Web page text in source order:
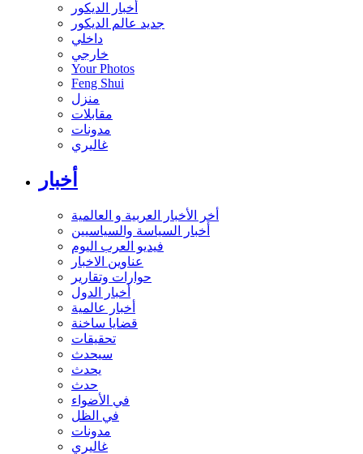
أخبار الديكور
جديد عالم الديكور
داخلي
خارجي
Your Photos
Feng Shui
منزل
مقابلات
مدونات
غاليري
أخبار
أخر الأخبار العربية و العالمية
أخبار السياسة والسياسيين
فيديو العرب اليوم
عناوين الاخبار
حوارات وتقارير
أخبار الدول
أخبار عالمية
قضايا ساخنة
تحقيقات
سيحدث
يحدث
حدث
في الأضواء
في الظل
مدونات
غاليري